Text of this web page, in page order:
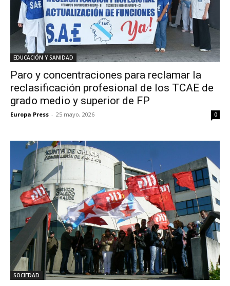
EDUCACIÓN Y SANIDAD
Paro y concentraciones para reclamar la
reclasificación profesional de los TCAE de
grado medio y superior de FP
Europa Press - 25 mayo, 2026 0
SOCIEDAD